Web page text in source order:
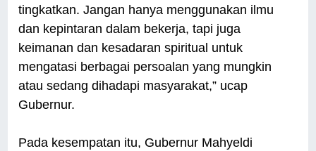
tingkatkan. Jangan hanya menggunakan ilmu
dan kepintaran dalam bekerja, tapi juga
keimanan dan kesadaran spiritual untuk
mengatasi berbagai persoalan yang mungkin
atau sedang dihadapi masyarakat,” ucap
Gubernur.
Pada kesempatan itu, Gubernur Mahyeldi